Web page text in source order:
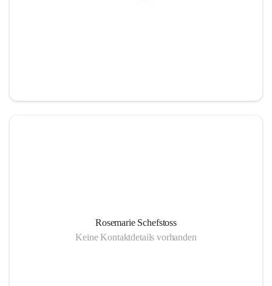
Rosemarie Schefstoss
Keine Kontaktdetails vorhanden